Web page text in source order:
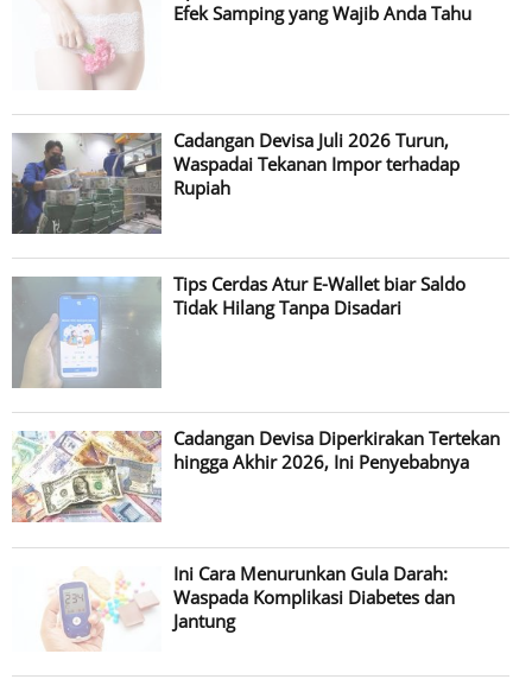
Efek Samping yang Wajib Anda Tahu
Cadangan Devisa Juli 2026 Turun,
Waspadai Tekanan Impor terhadap
Rupiah
Tips Cerdas Atur E-Wallet biar Saldo
Tidak Hilang Tanpa Disadari
Cadangan Devisa Diperkirakan Tertekan
hingga Akhir 2026, Ini Penyebabnya
Ini Cara Menurunkan Gula Darah:
Waspada Komplikasi Diabetes dan
Jantung